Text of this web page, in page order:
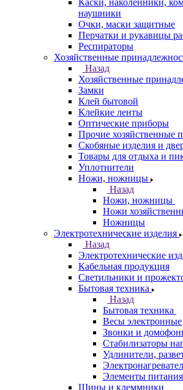
Каски, наколенники,
наушники
Очки, маски защитные
Перчатки и рукавицы
Респираторы
Хозяйственные
Назад
Хозяйственные
Замки
Клей бытовой
Клейкие ленты
Оптические приборы
Прочие хозяйственные
Скобяные изделия и
Товары для отдыха и
Уплотнители
Ножи, ножницы
Назад
Ножи, ножницы
Ножи
Ножницы
Электротехнические изделия
Назад
Электротехнические
Кабельная продукция
Светильники и
Бытовая техника
Назад
Бытовая техника
Весы электронные
Звонки и
Стабилизаторы
Удлинители,
Элементы питания
Шины и клеммники